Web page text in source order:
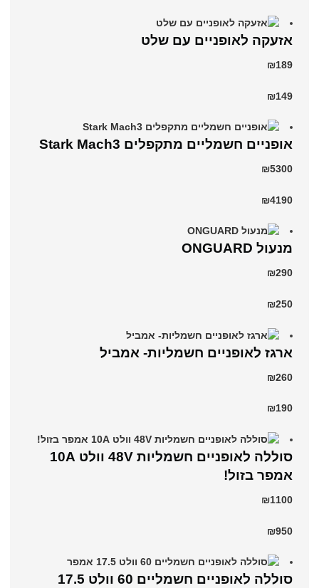
אזעקה לאופניים עם שלט
₪189
₪149
‏אופניים חשמליים ‏מתקפלים Stark Mach3
₪5300
₪4190
מנעול ONGUARD
₪290
₪250
ארגז לאופניים חשמליות- אמביל
₪260
₪190
סוללה לאופניים חשמליות 48V וולט 10A
אמפר בזול!
₪1100
₪950
סוללה לאופניים חשמליים 60 וולט 17.5